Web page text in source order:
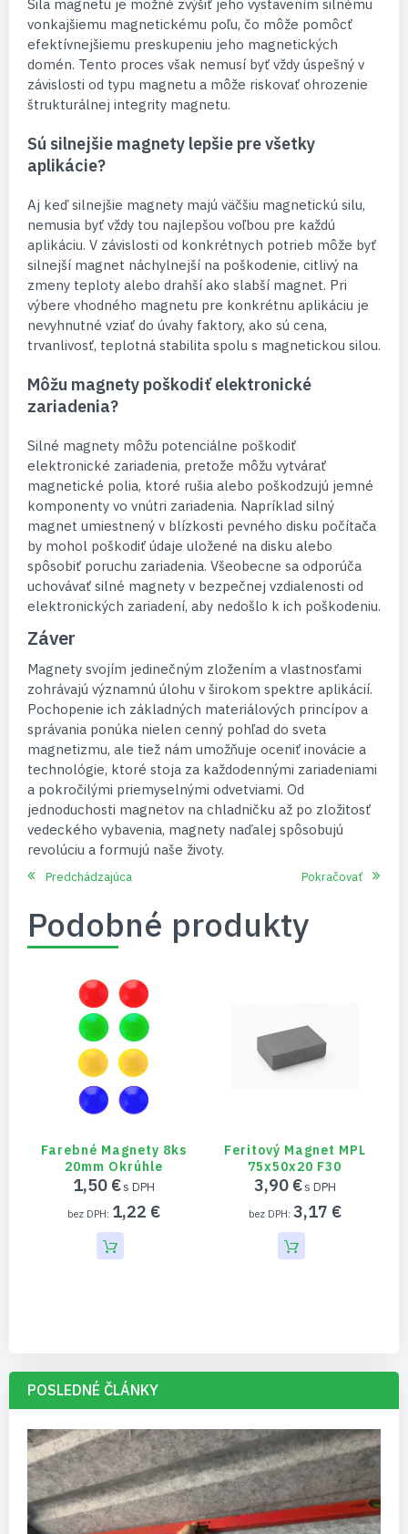
Sila magnetu je možné zvýšiť jeho vystavením silnému
vonkajšiemu magnetickému poľu, čo môže pomôcť
efektívnejšiemu preskupeniu jeho magnetických
domén. Tento proces však nemusí byť vždy úspešný v
závislosti od typu magnetu a môže riskovať ohrozenie
štrukturálnej integrity magnetu.
Sú silnejšie magnety lepšie pre všetky
aplikácie?
Aj keď silnejšie magnety majú väčšiu magnetickú silu,
nemusia byť vždy tou najlepšou voľbou pre každú
aplikáciu. V závislosti od konkrétnych potrieb môže byť
silnejší magnet náchylnejší na poškodenie, citlivý na
zmeny teploty alebo drahší ako slabší magnet. Pri
výbere vhodného magnetu pre konkrétnu aplikáciu je
nevyhnutné vziať do úvahy faktory, ako sú cena,
trvanlivosť, teplotná stabilita spolu s magnetickou silou.
Môžu magnety poškodiť elektronické
zariadenia?
Silné magnety môžu potenciálne poškodiť
elektronické zariadenia, pretože môžu vytvárať
magnetické polia, ktoré rušia alebo poškodzujú jemné
komponenty vo vnútri zariadenia. Napríklad silný
magnet umiestnený v blízkosti pevného disku počítača
by mohol poškodiť údaje uložené na disku alebo
spôsobiť poruchu zariadenia. Všeobecne sa odporúča
uchovávať silné magnety v bezpečnej vzdialenosti od
elektronických zariadení, aby nedošlo k ich poškodeniu.
Záver
Magnety svojím jedinečným zložením a vlastnosťami
zohrávajú významnú úlohu v širokom spektre aplikácií.
Pochopenie ich základných materiálových princípov a
správania ponúka nielen cenný pohľad do sveta
magnetizmu, ale tiež nám umožňuje oceniť inovácie a
technológie, ktoré stoja za každodennými zariadeniami
a pokročilými priemyselnými odvetviami. Od
jednoduchosti magnetov na chladničku až po zložitosť
vedeckého vybavenia, magnety naďalej spôsobujú
revolúciu a formujú naše životy.
Predchádzajúca Pokračovať
Podobné produkty
Farebné Magnety 8ks
20mm Okrúhle
1,50 €
1,22 €
Feritový Magnet MPL
75x50x20 F30
3,90 €
3,17 €
POSLEDNÉ ČLÁNKY